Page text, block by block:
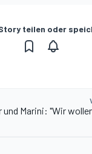
teilen oder
und Marini: "Wir